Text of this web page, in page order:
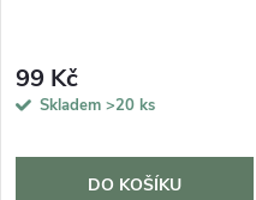
99 Kč
Skladem >20 ks
DO KOŠÍKU